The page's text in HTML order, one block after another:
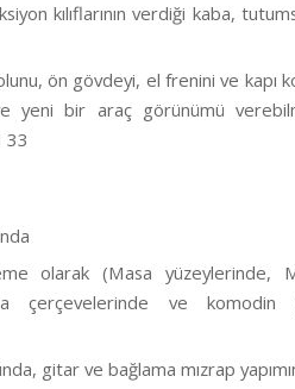
kılıflarının verdiği kaba,
ön gövdeyi, el frenini ve kapı
yeni bir araç görünümü
33
olarak (Masa yüzeylerinde,
çerçevelerinde ve komodin
gitar ve bağlama mızrap